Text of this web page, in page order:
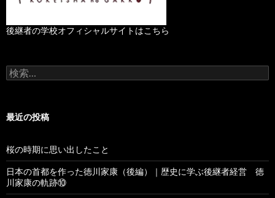
後継者の学校オフィシャルサイトはこちら
検
索
最近の投稿
桜の時期に思い出したこと
日本の首都を作った徳川家康（後編）｜歴史に学ぶ後継者経営 徳
川家康の軌跡⑩